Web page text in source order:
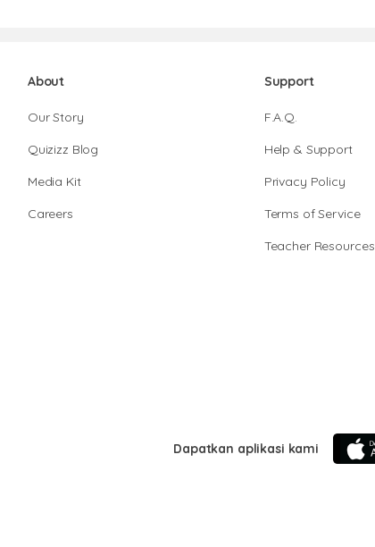
About
Our Story
Quizizz Blog
Media Kit
Careers
Support
F.A.Q.
Help & Support
Privacy Policy
Terms of Service
Teacher Resources
Dapatkan aplikasi kami